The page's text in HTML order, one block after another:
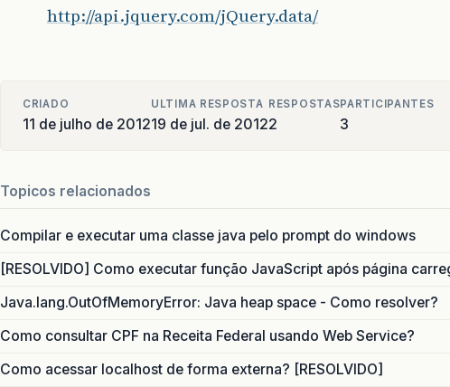
http://api.jquery.com/jQuery.data/
CRIADO
11 de julho de 2012
ULTIMA RESPOSTA
19 de jul. de 2012
RESPOSTAS
2
PARTICIPANTES
3
Topicos relacionados
Compilar e executar uma classe java pelo prompt do windows
[RESOLVIDO] Como executar função JavaScript após página
Java.lang.OutOfMemoryError: Java heap space - Como resolver?
Como consultar CPF na Receita Federal usando Web Service?
Como acessar localhost de forma externa? [RESOLVIDO]